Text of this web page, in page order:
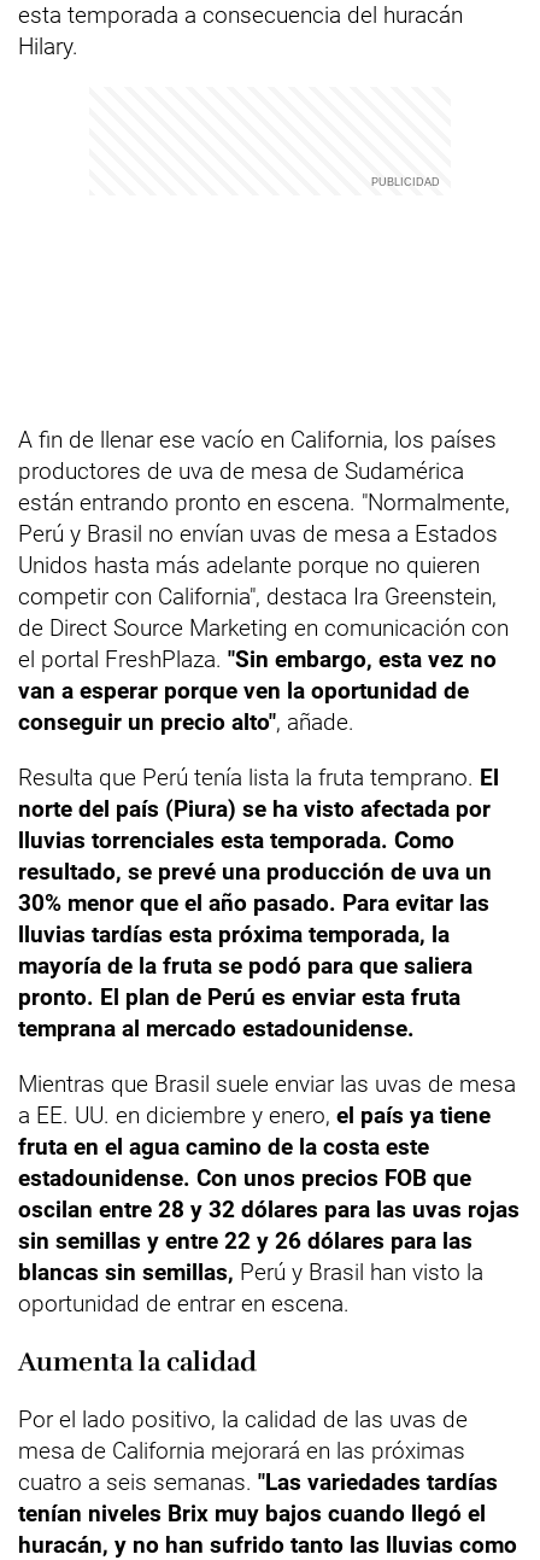
esta temporada a consecuencia del huracán
Hilary.
A fin de llenar ese vacío en California, los países
productores de uva de mesa de Sudamérica
están entrando pronto en escena. "Normalmente,
Perú y Brasil no envían uvas de mesa a Estados
Unidos hasta más adelante porque no quieren
competir con California", destaca Ira Greenstein,
de Direct Source Marketing en comunicación con
el portal FreshPlaza. "Sin embargo, esta vez no
van a esperar porque ven la oportunidad de
conseguir un precio alto", añade.
Resulta que Perú tenía lista la fruta temprano. El
norte del país (Piura) se ha visto afectada por
lluvias torrenciales esta temporada. Como
resultado, se prevé una producción de uva un
30% menor que el año pasado. Para evitar las
lluvias tardías esta próxima temporada, la
mayoría de la fruta se podó para que saliera
pronto. El plan de Perú es enviar esta fruta
temprana al mercado estadounidense.
Mientras que Brasil suele enviar las uvas de mesa
a EE. UU. en diciembre y enero, el país ya tiene
fruta en el agua camino de la costa este
estadounidense. Con unos precios FOB que
oscilan entre 28 y 32 dólares para las uvas rojas
sin semillas y entre 22 y 26 dólares para las
blancas sin semillas, Perú y Brasil han visto la
oportunidad de entrar en escena.
Aumenta la calidad
Por el lado positivo, la calidad de las uvas de
mesa de California mejorará en las próximas
cuatro a seis semanas. "Las variedades tardías
tenían niveles Brix muy bajos cuando llegó el
huracán, y no han sufrido tanto las lluvias como